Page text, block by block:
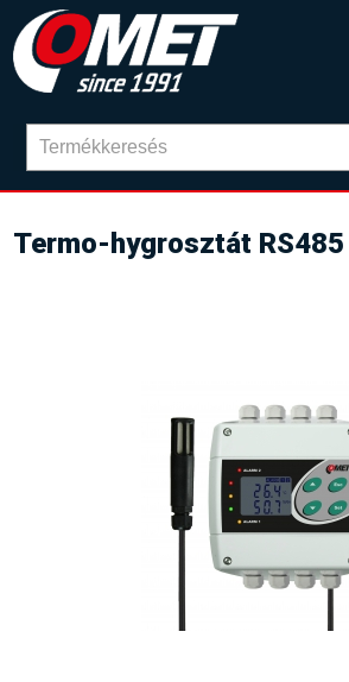
Termo-hygrosztát RS485